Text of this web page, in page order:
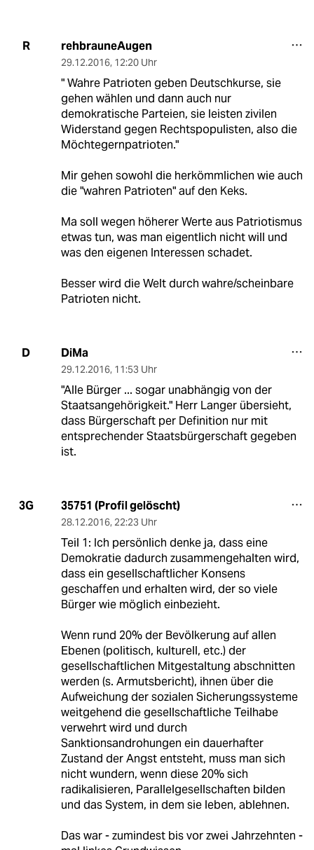
R rehbrauneAugen
29.12.2016, 12:20 Uhr
" Wahre Patrioten geben Deutschkurse, sie
gehen wählen und dann auch nur
demokratische Parteien, sie leisten zivilen
Widerstand gegen Rechtspopulisten, also die
Möchtegernpatrioten."
Mir gehen sowohl die herkömmlichen wie auch
die "wahren Patrioten" auf den Keks.
Ma soll wegen höherer Werte aus Patriotismus
etwas tun, was man eigentlich nicht will und
was den eigenen Interessen schadet.
Besser wird die Welt durch wahre/scheinbare
Patrioten nicht.
D DiMa
29.12.2016, 11:53 Uhr
"Alle Bürger ... sogar unabhängig von der
Staatsangehörigkeit." Herr Langer übersieht,
dass Bürgerschaft per Definition nur mit
entsprechender Staatsbürgerschaft gegeben
ist.
3G 35751 (Profil gelöscht)
28.12.2016, 22:23 Uhr
Teil 1: Ich persönlich denke ja, dass eine
Demokratie dadurch zusammengehalten wird,
dass ein gesellschaftlicher Konsens
geschaffen und erhalten wird, der so viele
Bürger wie möglich einbezieht.
Wenn rund 20% der Bevölkerung auf allen
Ebenen (politisch, kulturell, etc.) der
gesellschaftlichen Mitgestaltung abschnitten
werden (s. Armutsbericht), ihnen über die
Aufweichung der sozialen Sicherungssysteme
weitgehend die gesellschaftliche Teilhabe
verwehrt wird und durch
Sanktionsandrohungen ein dauerhafter
Zustand der Angst entsteht, muss man sich
nicht wundern, wenn diese 20% sich
radikalisieren, Parallelgesellschaften bilden
und das System, in dem sie leben, ablehnen.
Das war - zumindest bis vor zwei Jahrzehnten -